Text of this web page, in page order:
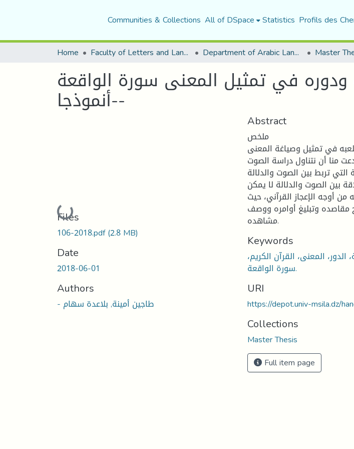
Communities & Collections All of DSpace Statistics Profils des
Home Faculty of Letters and Languages Department of Arabic Language and Literature Master
ودوره في تمثيل المعنى سورة الواقعة
-أنموذجا-
Loading...
Files
106-2018.pdf(2.8 MB)
Date
2018-06-01
Authors
- طاجين أمينة, بلاعدة سهام
Abstract
ملخص
في تمثيل وصياغة المعنى
منا أن نتناول دراسة الصوت
التي تربط بين الصوت والدلالة.
بين الصوت والدلالة لا يمكن
من أوجه الإعجاز القرآني، حيث
وتبليغ أوامره ووصف
مشاهده.
Keywords
الدور، المعنى، القرآن الكريم،
سورة الواقعة.
URI
https://depot.univ-msila.dz/
Collections
Master Thesis
Full item page